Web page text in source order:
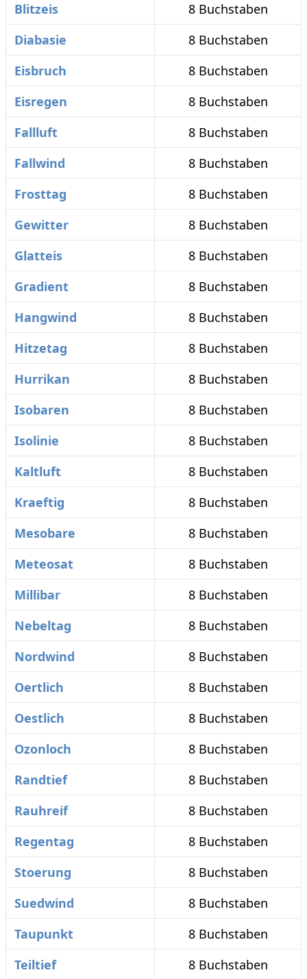
Blitzeis
8 Buchstaben
Diabasie
8 Buchstaben
Eisbruch
8 Buchstaben
Eisregen
8 Buchstaben
Fallluft
8 Buchstaben
Fallwind
8 Buchstaben
Frosttag
8 Buchstaben
Gewitter
8 Buchstaben
Glatteis
8 Buchstaben
Gradient
8 Buchstaben
Hangwind
8 Buchstaben
Hitzetag
8 Buchstaben
Hurrikan
8 Buchstaben
Isobaren
8 Buchstaben
Isolinie
8 Buchstaben
Kaltluft
8 Buchstaben
Kraeftig
8 Buchstaben
Mesobare
8 Buchstaben
Meteosat
8 Buchstaben
Millibar
8 Buchstaben
Nebeltag
8 Buchstaben
Nordwind
8 Buchstaben
Oertlich
8 Buchstaben
Oestlich
8 Buchstaben
Ozonloch
8 Buchstaben
Randtief
8 Buchstaben
Rauhreif
8 Buchstaben
Regentag
8 Buchstaben
Stoerung
8 Buchstaben
Suedwind
8 Buchstaben
Taupunkt
8 Buchstaben
Teiltief
8 Buchstaben